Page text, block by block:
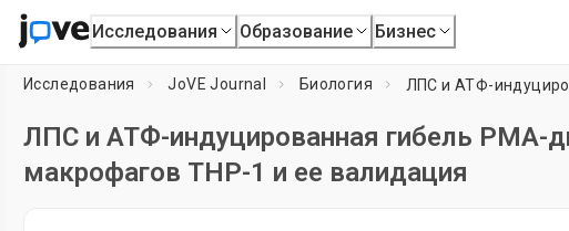
Исследования Образование Бизнес
Исследования JoVE Journal Биология
ЛПС и АТФ-индуцированная гибель PMA-
макрофагов THP-1 и ее валидация